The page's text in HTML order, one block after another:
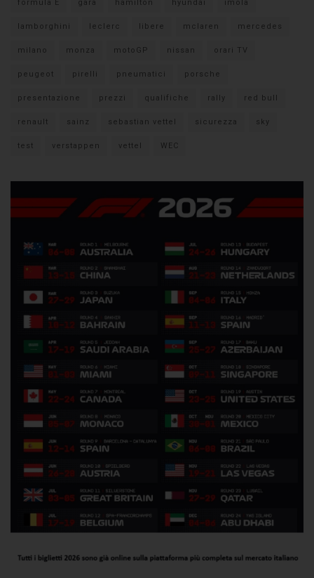
formula E gara hamilton hyundai imola
lamborghini leclerc libere mclaren mercedes
milano monza motoGP nissan orari TV
peugeot pirelli pneumatici porsche
presentazione prezzi qualifiche rally red bull
renault sainz sebastian vettel sicurezza sky
test verstappen vettel WEC